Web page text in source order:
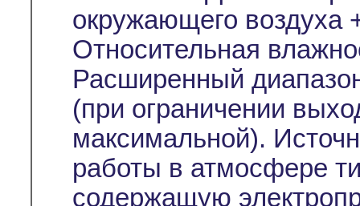
окружающего воздуха
Относительная
Расширенный
(при ограничении
максимальной).
работы в атмосфере
содержащую